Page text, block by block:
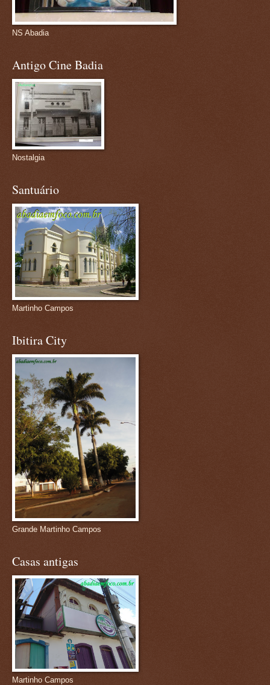
NS Abadia
Antigo Cine Badia
Nostalgia
Santuário
Martinho Campos
Ibitira City
Grande Martinho Campos
Casas antigas
Martinho Campos